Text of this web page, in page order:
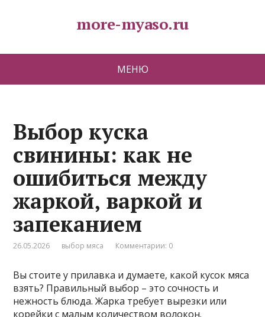
more-myaso.ru
МЕНЮ
Выбор куска
свинины: как не
ошибиться между
жаркой‚ варкой и
запеканием
26.05.2026 выбор мяса Комментарии: 0
Вы стоите у прилавка и думаете‚ какой кусок мяса
взять? Правильный выбор – это сочность и
нежность блюда. Жарка требует вырезки или
корейки с малым количеством волокон.